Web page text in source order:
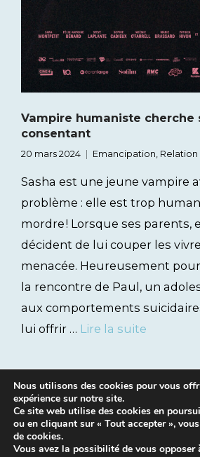
Vampire humaniste cherche
consentant
20 mars 2024 Emancipation,
Sasha est une jeune vampire
problème : elle est trop
mordre ! Lorsque ses parents,
décident de lui couper les
menacée. Heureusement
la rencontre de Paul, un
aux comportements
lui offrir … Lire la suite
Nous utilisons des cookies pour vous
expérience sur notre site.
Ce site web utilise des cookies en
ou en cliquant sur « Tout accepter »,
de cookies.
Vous avez la possibilité de vous opposer